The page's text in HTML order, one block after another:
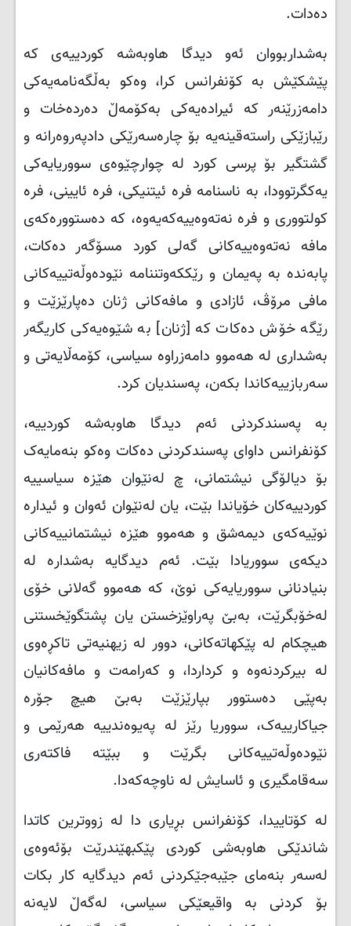
دەدات.
بەشداربووان ئەو دیدگا هاوبەشە کوردییەی کە
پێشکێش بە کۆنفرانس کرا، وەکو بەڵگەنامەیەکی
دامەزرێنەر کە ئیرادەیەکی بەکۆمەڵ دەردەخات و
رێبازێکی راستەقینەیە بۆ چارەسەرێکی دادپەروەرانە و
گشتگیر بۆ پرسی کورد لە چوارچێوەی سووریایەکی
یەکگرتوودا، بە ناسنامە فرە ئیتنیکی، فرە ئایینی، فرە
کولتووری و فرە نەتەوەییەکەیەوە، کە دەستوورەکەی
مافە نەتەوەییەکانی گەلی کورد مسۆگەر دەکات،
پابەندە بە پەیمان و رێککەوتننامە نێودەوڵەتییەکانی
مافی مرۆڤ، ئازادی و مافەکانی ژنان دەپارێزێت و
رێگە خۆش دەکات کە [ژنان] بە شێوەیەکی کاریگەر
بەشداری لە هەموو دامەزراوە سیاسی، کۆمەڵایەتی و
سەربازییەکاندا بکەن، پەسندیان کرد.
بە پەسندکردنی ئەم دیدگا هاوبەشە کوردییە،
کۆنفرانس داوای پەسندکردنی دەکات وەکو بنەمایەک
بۆ دیالۆگی نیشتمانی، چ لەنێوان هێزە سیاسییە
کوردییەکان خۆیاندا بێت، یان لەنێوان ئەوان و ئیدارە
نوێیەکەی دیمەشق و هەموو هێزە نیشتمانییەکانی
دیکەی سووریادا بێت. ئەم دیدگایە بەشدارە لە
بنیادنانی سووریایەکی نوێ، کە هەموو گەلانی خۆی
لەخۆبگرێت، بەبێ پەراوێزخستن یان پشتگوێخستنی
هیچکام لە پێکهاتەکانی، دوور لە زیهنیەتی تاکڕەوی
لە بیرکردنەوە و کرداردا، و کەرامەت و مافەکانیان
بەپێی دەستوور بپارێزێت بەبێ هیچ جۆرە
جیاکارییەک، سووریا رێز لە پەیوەندییە هەرێمی و
نێودەوڵەتییەکانی بگرێت و ببێتە فاکتەری
سەقامگیری و ئاسایش لە ناوچەکەدا.
لە کۆتاییدا، کۆنفرانس بڕیاری دا لە زووترین کاتدا
شاندێکی هاوبەشی کوردی پێکبهێندرێت بۆئەوەی
لەسەر بنەمای جێبەجێکردنی ئەم دیدگایە کار بکات
بۆ کردنی بە واقیعێکی سیاسی، لەگەڵ لایەنە